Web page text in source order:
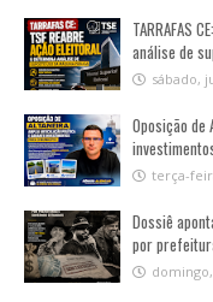
TARRAFAS
análise de
sábado,
Oposição
terça-
Dossiê
por